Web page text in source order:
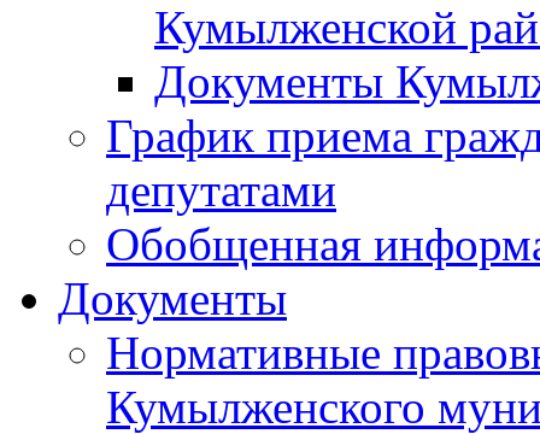
Кумылженской
Документы
График приема
депутатами
Обобщенная
Документы
Нормативные
Кумылженского